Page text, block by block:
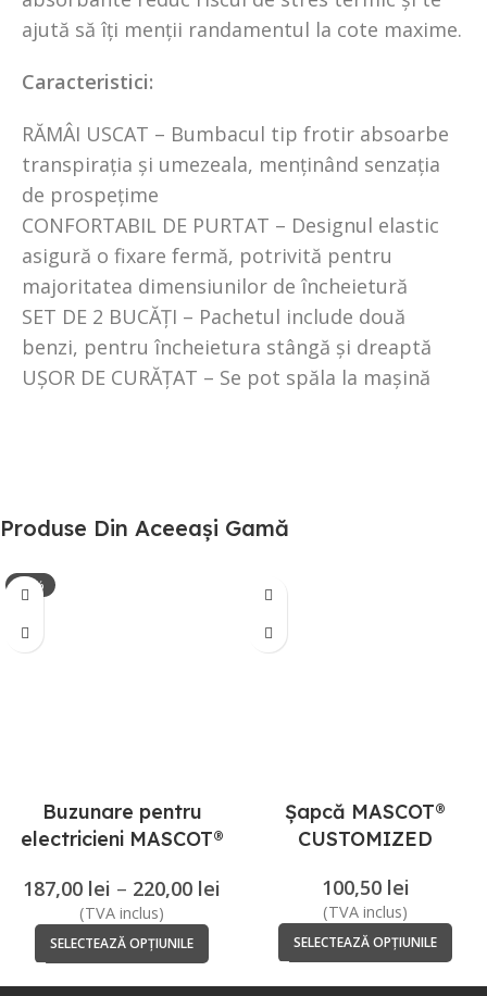
ajută să îți menții randamentul la cote maxime.
Caracteristici:
RĂMÂI USCAT – Bumbacul tip frotir absoarbe
transpirația și umezeala, menținând senzația
de prospețime
CONFORTABIL DE PURTAT – Designul elastic
asigură o fixare fermă, potrivită pentru
majoritatea dimensiunilor de încheietură
SET DE 2 BUCĂȚI – Pachetul include două
benzi, pentru încheietura stângă și dreaptă
UȘOR DE CURĂȚAT – Se pot spăla la mașină
Produse Din Aceeași Gamă
-15%
Buzunare pentru
electricieni MASCOT®
187,00 lei – 220,00 lei
(TVA inclus)
SELECTEAZĂ OPȚIUNILE
Șapcă MASCOT®
CUSTOMIZED
100,50 lei
(TVA inclus)
SELECTEAZĂ OPȚIUNILE